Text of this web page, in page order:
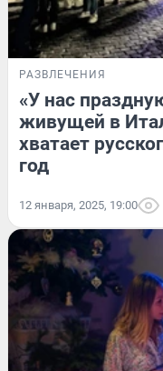
РАЗВЛЕЧЕНИЯ
«У нас
живущей в
хватает
год
12 января, 2025, 19:00